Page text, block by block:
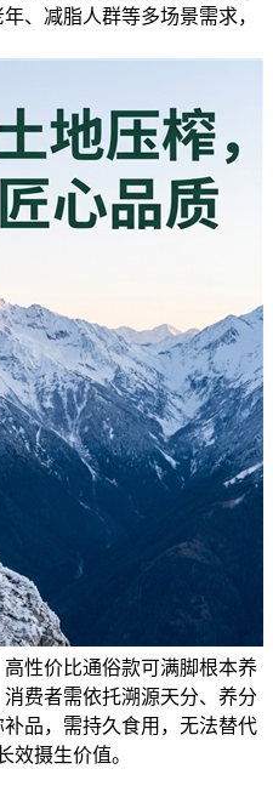
、减脂人群等多场景需求，
性价比通俗款可满脚根本养
费者需依托溯源天分、养分
品，需持久食用，无法替代
效摄生价值。